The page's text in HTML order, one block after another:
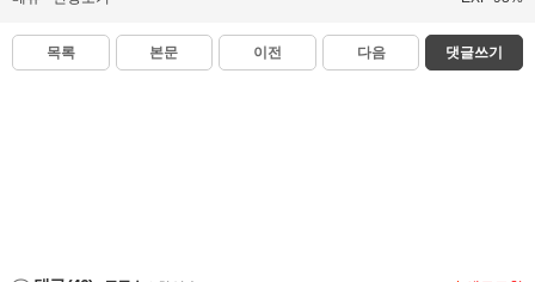
목록 본문 이전 다음 댓글쓰기